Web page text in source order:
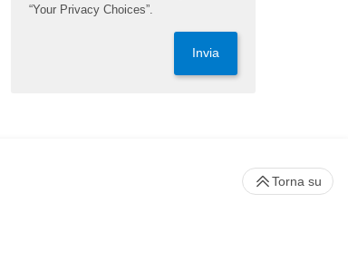
“Your Privacy Choices”.
Invia
Torna su